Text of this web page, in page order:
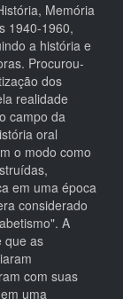
Memória
1940-1960,
a história e
Procurou-
dos
realidade
campo da
oral
o modo como
em uma época
considerado
A
que as
com suas
uma